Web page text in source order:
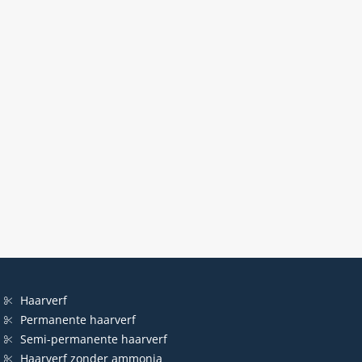
Haarverf
Permanente haarverf
Semi-permanente haarverf
Haarverf zonder ammonia